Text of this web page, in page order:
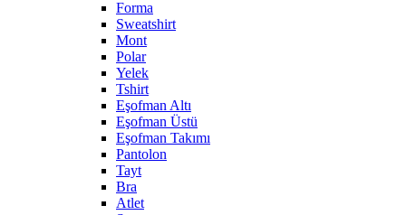
Forma
Sweatshirt
Mont
Polar
Yelek
Tshirt
Eşofman Altı
Eşofman Üstü
Eşofman Takımı
Pantolon
Tayt
Bra
Atlet